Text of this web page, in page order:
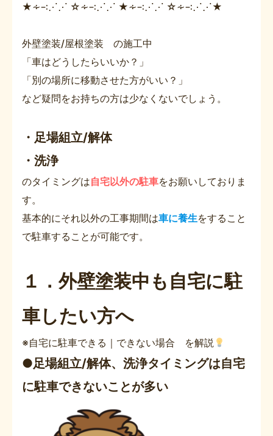
★∻∹⋰⋰ ☆∻∹⋰⋰ ★∻∹⋰⋰ ☆∻∹⋰⋰★
外壁塗装/屋根塗装 の施工中
「車はどうしたらいいか？」
「別の場所に移動させた方がいい？」
など疑問をお持ちの方は少なくないでしょう。
・足場組立/解体
・洗浄
のタイミングは自宅以外の駐車をお願いしておりま
す。
基本的にそれ以外の工事期間は車に養生をすること
で駐車することが可能です。
１．外壁塗装中も自宅に駐
車したい方へ
※自宅に駐車できる｜できない場合 を解説
●足場組立/解体、洗浄タイミングは自宅
に駐車できないことが多い